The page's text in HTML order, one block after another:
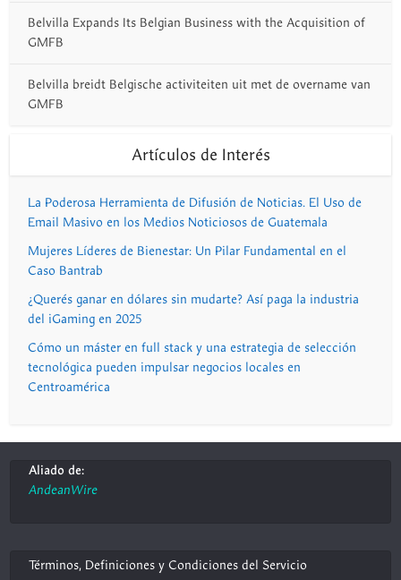
Belvilla Expands Its Belgian Business with the Acquisition of
GMFB
Belvilla breidt Belgische activiteiten uit met de overname van
GMFB
Artículos de Interés
La Poderosa Herramienta de Difusión de Noticias. El Uso de
Email Masivo en los Medios Noticiosos de Guatemala
Mujeres Líderes de Bienestar: Un Pilar Fundamental en el
Caso Bantrab
¿Querés ganar en dólares sin mudarte? Así paga la industria
del iGaming en 2025
Cómo un máster en full stack y una estrategia de selección
tecnológica pueden impulsar negocios locales en
Centroamérica
Aliado de:
AndeanWire
Términos, Definiciones y Condiciones del Servicio